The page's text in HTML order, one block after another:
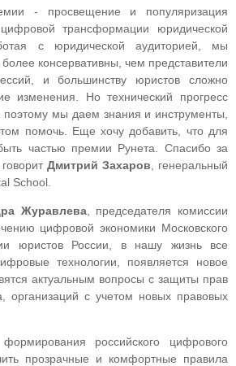
- просвещение и популяризация
трансформации юридической
с юридической аудиторией, мы
консервативны, чем представители
и большинству юристов сложно
изменения. Но технический прогресс
поэтому мы даем знания и инструменты,
помочь. Еще хочу добавить, что для
частью премии Рунета. Спасибо за
говоритДмитрий Захаров , генеральный
School.
Журавлева, председателя комиссии
цифровой экономики Московского
юристов России, в нашу жизнь все
технологии, появляется новое
актуальным вопросы с защиты прав
организаций с учетом новых правовых
российского цифрового
прозрачные и комфортные правила